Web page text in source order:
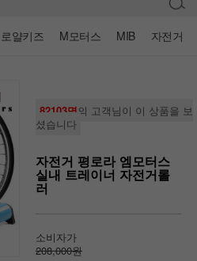
로얄키즈 M모터스 MIB 자전거
82103명의 고객님이 이 상품을 보
셨습니다
자전거 평로라 엠모터스
실내 트레이너 자전거롤
러
소비자가
208,000원